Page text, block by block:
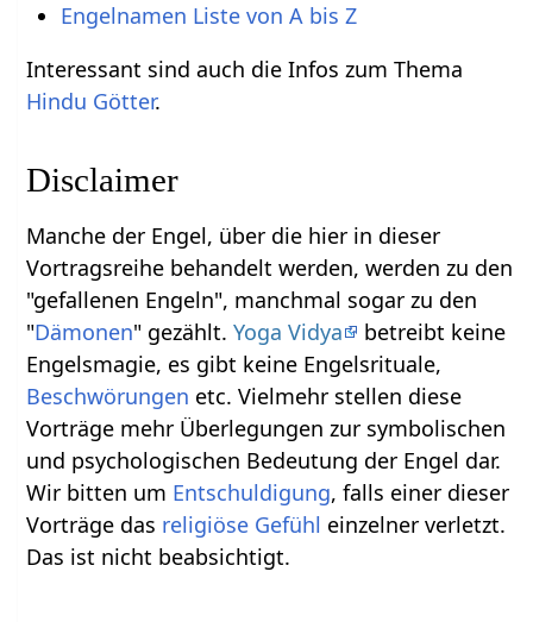
Engelnamen Liste von A bis Z
Interessant sind auch die Infos zum Thema
Hindu Götter.
Disclaimer
Manche der Engel, über die hier in dieser
Vortragsreihe behandelt werden, werden zu den
"gefallenen Engeln", manchmal sogar zu den
"Dämonen" gezählt.Yoga Vidya
betreibt keine
Engelsmagie, es gibt keine Engelsrituale,
Beschwörungen etc. Vielmehr stellen diese
Vorträge mehr Überlegungen zur symbolischen
und psychologischen Bedeutung der Engel dar.
Wir bitten um Entschuldigung, falls einer dieser
Vorträge das religiöse Gefühl einzelner verletzt.
Das ist nicht beabsichtigt.